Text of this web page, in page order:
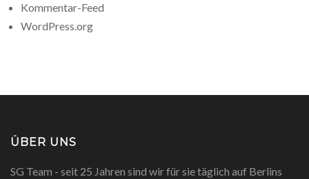
Kommentar-Feed
WordPress.org
ÜBER UNS
SG Team - seit 25 Jahren sind wir für sie täglich auf Berlins